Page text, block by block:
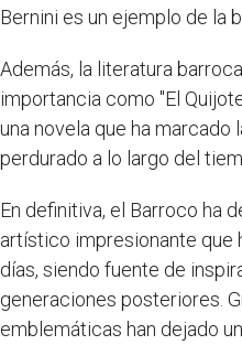
Bernini es un ejemplo de la
Además, la literatura
importancia como "El
una novela que ha marcado
perdurado a lo largo del
En definitiva, el Barroco ha
artístico impresionante que
días, siendo fuente de
generaciones posteriores.
emblemáticas han dejado